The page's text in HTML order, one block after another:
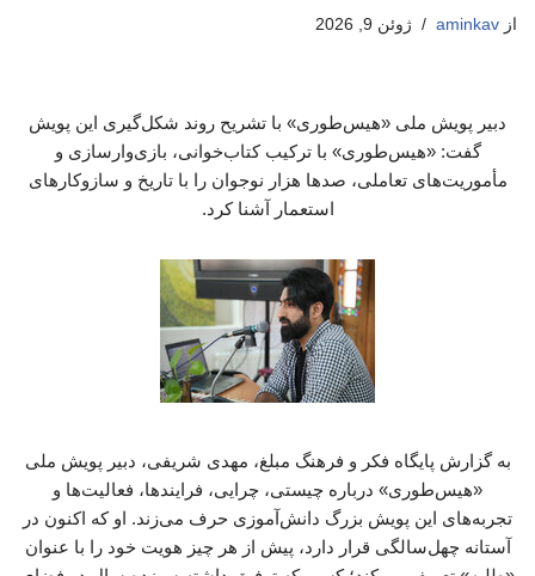
از aminkav ژوئن 9, 2026
دبیر پویش ملی «هیس‌طوری» با تشریح روند شکل‌گیری این پویش
گفت: «هیس‌طوری» با ترکیب کتاب‌خوانی، بازی‌وارسازی و
مأموریت‌های تعاملی، صدها هزار نوجوان را با تاریخ و سازوکارهای
استعمار آشنا کرد.
به گزارش پایگاه فکر و فرهنگ مبلغ، مهدی شریفی، دبیر پویش ملی «هیس‌طوری» درباره چیستی، چرایی، فرایندها، فعالیت‌ها و تجربه‌های این پویش بزرگ دانش‌آموزی حرف می‌زند. او که اکنون در آستانه چهل‌سالگی قرار دارد، پیش از هر چیز هویت خود را با عنوان «طلبه» تعریف می‌کند؛ کسی که توفیق داشته سیزده سال در فضای علوم دینی تا مقطع درس خارج تحصیل کند و در کنار آن، مقطع کارشناسی را در رشته جامعه‌شناسی و کارشناسی ارشد را در رشته مدیریت استراتژیک گذرانده است. او از سال ۱۳۷۹ در زمینه حفظ و فعالیت‌های قرآنی اشتغال داشته و از سال ۱۳۸۲ به‌طور جدی وارد فضای ادبیات و داستان‌نویسی شده است؛ علاقه‌ای که او را با عرصه هنر و رسانه درگیر کرد و به انتشار چندین عنوان کتاب نیز انجامید. بنابر روایت مهر، شریفی که سابقه پژوهشگری در پروژه‌های متعدد و همچنین مدیریت و برنامه‌ریزی در مسجد مقدس جمکران را در کارنامه دارد، حدود چهارده سال پیش همراه با جمعی از دوستانش مؤسسه فرهنگی، هنری و رسانه‌ای «خانواده عقیق» را تأسیس کرد. این مجموعه که کار خود را از پروژه‌های کوچک آغاز کرده بود، امروز به جایگاهی رسیده است که به‌عنوان ایده‌پرداز، مشاور، طراح و مجری عملیات‌های کلان و جریان‌ساز فرهنگی، هنری و رسانه‌ای در سطح کشور فعالیت می‌کند که پویش بزرگ «هیس‌طوری» یکی از ثمرات برجسته همین مسیر است. * آقای شریفی، پیش از هر چیز بفرمایید اساساً واژه «هیس‌طوری» به چه معناست و چرا املای آن به این شکل (با طای دسته‌دار) انتخاب شده است؟ درباره نگارش این واژه باید بگویم که ما روی املای آن و حتی وجود نیم‌فاصله‌اش حساسیت داریم؛ واژه «هیس‌طوری» حتماً با «ط» دسته‌دار نوشته می‌شود. این نام در واقع یک شوخی زبانی با واژه انگلیسی «History» به معنای تاریخ است، چراکه اتمسفر اصلی کار ما نیز بازخوانی تاریخ است. اما شوخی اصلی ما با پسوند «ـطوری» است که این روزها در زبان فارسی رایج شده و نسل جدید در مکالمات خود برای بیان «چگونگی» و کیفیت پدیده‌ها از آن بسیار استفاده می‌کند (مثل فلان‌طوری). ما با این نام‌گذاری خواستیم بگوییم که در پدیده‌ تاریخی و مهم استعمار نوعی هیس و سکوت برقرار است. هدف «هیس‌طوری» بررسی «چگونه بودن» و فهم سازوکارهای تاریخی استعمار است که تا همین امروز در کنار ما جریان دارند. ما در این فضا می‌خواهیم به مخاطب نشان دهیم که استعمار در تاریخ چگونه بوده و امروز ما در قبال آن باید چه کنیم. * شما سوژه‌ای جدی به نام بازخوانی تاریخ استعمار را انتخاب کرده‌اید، اما مخاطب هدف شما «نوجوانان» هستند. دلیل این انتخاب چه بود؟ هر کسی که در فضای تربیتی و فرهنگی کشور فعالیت می‌کند، می‌داند که انتخاب مخاطبِ هدف، نقطه شروع کار است و هر انتخابی مزایای خود را دارد. با توجه به موضوع استعمار، باور ما بر این است که ما زمانی می‌توانیم با پدیده «استعمارزدگی ذهنی» مقابله کنیم که بتوانیم تغییری در آن عینک و قالبی که روی ذهن افراد قرار گرفته است، ایجاد کنیم. برای شکستن این قالب‌های ذهنی، مخاطب نوجوان بالاترین سطح آمادگی را دارد. نوجوانی مقطع بسیار حساسی است و شاکله شخصیتی و هویتی افراد برای یک زندگی چهل تا شصت‌ساله در همین دوران شکل می‌گیرد. پیش از سن نوجوانی (کودکان و مقاطع ابتدایی) ذهن توانایی برقراری ارتباط عمیق با این مفاهیم انتزاعی را ندارد و پس از آن (در جوانی و میانسالی) نیز تلنگر زدن و تغییر دادن ذهنیت‌ها بسیار دشوار می‌شود. بنابراین، پرداختن به نوجوان در این موضوع، یک ضرورت قطعی و راهبردی است. * ایده شکل‌گیری «هیس‌طوری ۱» دقیقاً از کجا آغاز شد و چه مسیری را طی کرد؟ داستان «هیس‌طوری ۱» از دغدغه همیشگی ما درباره مسئله مدرنیته و استعمار آغاز شد؛ این‌که چگونه پس از رنسانس و انقلاب صنعتی، یک فرهنگ توانست خود را به تمام دنیا صادر کند و در ساحت‌های مختلف، هژمونی بسازد. این موضوع همیشه برای مجموعه ما یک مسئله جدی بود. این پیش‌زمینه، با یک اتفاق در سال ۱۴۰۰ مصادف شد. در آن سال، آقای میرکیانی مجموعه پانزده‌جلدی «سرگذشت استعمار» را در انتشارات سوره مهر (بخش نوجوان، مهرک) منتشر کردند. در ابتدا استقبال چندانی از این کتاب‌ها نشد. اما طبق رسمی که وجود داشت، آقای دادمان در حوزه هنری این کتاب‌ها را پیش از تعطیلات نوروز به محضر رهبر معظم انقلاب ارائه کردند. حضرت آقا این کتاب‌ها را خواندند و در دست‌خطی خطاب به آقای دادمان مرقوم فرمودند که با وجود این‌که نویسنده را خیلی نمی‌شناسند، اما مضمون و محتوای این کتاب‌ها بسیار عالی است و حتماً روی آن کار شود. پیرو این ابلاغ، حوزه هنری تصمیم گرفت عملیاتی فرهنگی روی این کتاب‌ها تعریف کند و چون ما ارتباط کاری با بخش کودک و نوجوان حوزه هنری داشتیم، از ما به‌عنوان ایده‌پرداز و مجری دعوت به هم‌فکری کردند. ایده اولیه دوستان، یک پویش کتاب‌خوانی ساده بود (مثلاً پیامک کردن عدد یک به فلان سامانه و پخش تیزر در شبکه‌های تلویزیونی). اما تحلیل ما این بود که مسئله اصلی، صرفاً «خرید» یا «دیده‌شدن» کتاب نیست؛ مهم این است که این پانزده جلد کتاب تاریخی خوانده شود. * و برای این‌که این کتاب‌ها واقعاً توسط نوجوان خوانده شود، چه راهکاری طراحی کردید؟ ما مطالعات بازار نوجوان را بررسی کردیم. نوجوان ذاتاً ماجراجوست، کنشگری را دوست دارد و حتی به هیجان، رازآلودگی و موقعیت‌های پرتنش و خشن (به معنای درگیری در یک مأموریت، نه لزوماً خون‌ریزی) علاقه نشان می‌دهد. بر همین اساس، تصمیم گرفتیم کتاب را به محور یک فرایند رقابتی و ماجراجویانه تبدیل کنیم. پلتفرم «هیس‌طوری ۱» بر پایه بازی‌وارسازی (Gamification) طراحی شد تا کتاب خوانده شود و حول آن کنشگری شکل بگیرد. ما جزو معدود پلتفرم‌های فرهنگی بودیم که جدول رقابت آنلاین و لحظه‌ای (لیدربورد) را فعال کردیم؛ برخلاف الگوهای رایج آموزش‌وپرورش که آثار جمع‌آوری شده و ماه‌ها بعد داوری می‌شود. در هیس‌طوری، نوجوان با هر کنشی همان لحظه در جدول، امتیاز می‌گرفت و جایگاهش تغییر می‌کرد. ما یک مسیر تجربه کاربر (Journey) طراحی کردیم: نوجوان ابتدا نسخه الکترونیک کتاب را می‌خرید، آزمون می‌داد، نظرش را می‌نوشت و سکه دریافت می‌کرد. سپس در گام‌های بعدی به‌عنوان کنشگر وارد می‌شد؛ پادکست می‌ساخت، عکس‌نوشته یا طراحی گرافیکی تولید می‌کرد و آن را در شبکه اجتماعی اختصاصی همان پلتفرم با دیگر نوجوانان به اشتراک می‌گذاشت و لایک می‌گرفت. * آغاز این پویش همزمان شد با اتفاقات پاییز سال ۱۴۰۱ و بلوای زن، زندگی، آزادی. این تقارن زمانی چه تأثیری بر کار شما داشت و چگونه آن را مدیریت کردید؟ دقیقاً. ما در تابستان ۱۴۰۱ کارها را پیش برده بودیم و پوسترها آماده بود تا در چهل تا پنجاه هزار مدرسه توزیع شود. شرکای راهبردی ما در این کار، آموزش‌وپرورش (معاونت پرورشی وقت) و حوزه هنری کودک و نوجوان بودند که پشتیبانی مالی، جوایز و لجستیک را بر عهده داشتند. اما پیش از آغاز توزیع، غائله و حوادث موسوم به «زن، زندگی، آزادی» آغاز شد. فضای مدارس بسیار ملتهب و درگیر بود. برخی از دوستان ما مردد شدند و گفتند در این فضا اجرای کار ضدتبلیغ است و بهتر است منصرف شویم. ما حدود یک ماه صبر کردیم، تا این‌که فرصت راهبردی مسابقات جام جهانی فوتبال ۲۰۲۲ قطر فرا رسید. ما از این رویداد ورزشی یک دروازه ورود ساختیم؛ از تقابل تیم‌های کشورهای استعمارگر با کشورهای استعمارشده، مسئله نژادپرستی استفاده کردیم. خدا کمک کرد و افتتاحیه ما در آذر ۱۴۰۱ همزمان با جام جهانی رقم خورد. این ایده توانست ما را از آن فضای غبارآلود و ملتهب عبور دهد و مفاهیم ضداستکباری را در قالبی جهان‌شمول به نوجوانان منتقل کند. * آمار و خروجی‌های این پویش در دوره اول به چه شکل بود؟ نتایج بسیار فراتر از انتظار بود. ما حدود هشتصد هزار ثبت‌نام و یک میلیون و سیصد هزار دنبال‌کننده در شبکه‌های اجتماعی داشتیم. با الک کردن این قیف اثرگذاری، در نهایت صد و ده هزار نفر به عضویت فعال باشگاه نوجوان «هیس‌طوری» درآمدند. این تعداد باز هم غربال شد؛ رسیدیم به بیست و چهار هزار نفری که بالای ده جلد کتاب خریده بودند، سپس سه تا چهار هزار نفری که هر پانزده جلد را تهیه کرده بودند، و در نهایت جمعیت دو هزار نفری برتر. از این میان، حدود سیصد نفر از کسانی که بالاترین امتیازات را داشتند، در شهریور ۱۴۰۲ به مراسم اختتامیه دعوت شدند. یکی از عجیب‌ترین و مهم‌ترین دستاوردهای ما شناخت تازه‌ای از مخاطبانمان بود. تصور اولیه ما این بود که شرکت‌کنندگان عموماً از بچه‌های مذهبی، اعضای اتحادیه انجمن‌های اسلامی یا دانش‌آموزان پایگاه‌های بسیج هستند. اما پیمایش‌ها و مشاهدات میدانی در اختتامیه در اردوگاه باهنر نشان داد که بیش از شصت درصد مخاطبان ما از قشر خاکستری و لبه‌دار فرهنگی بودند. برای مثال، از میان هفده نفری که هر پانزده جلد کتاب را به‌طور کامل و دقیق (در حد حفظ صفحه چپ و راست) خوانده بودند و ما از آن‌ها راستی‌آزمایی مجدد گرفتیم، هفت نفر دختران سیزده تا هفده‌ساله بودند. در میان این هفت نفر، تنها یک نفر محجبه و چادری بود و شش نفر دیگر دقیقاً از همان طیفی بودند که در آن دوره ملتهب، در مدارس مقنعه‌هایشان را برمی‌داشتند. تحلیل ما از این پدیده این است که زبان استعمارستیزی، یک زبان بین‌المللی است. مقابله با استکبار فقط مختص جمهوری اسلامی نیست، بلکه با حس آزادی‌خواهی و مبارزه با زورگویی گره خورده است و هر نوجوانی که حریت برایش دغدغه باشد، با این محتوا ارتباط برقرار می‌کند. * پس از اتمام «هیس‌طوری ۱»، برای ورود به دوره دوم چه چالش‌هایی را بررسی کردید و چه تغییراتی (به‌روزرسانی‌هایی) در دستور کار قرار گرفت؟ ما نگاهی زیست‌بومی به کار داشتیم و می‌خواستیم یک جامعه ضداستعماری بسازیم، به همین دلیل باید از کم‌تجربگی‌ها و نواقص دور اول درس می‌گرفتیم. یکی از چالش‌های جدی ما، تعامل رسمی با آموزش‌وپرورش بود. ورود یک ایده از بخش خصوصی به بخشنامه‌های رسمی آموزش‌وپرورش کار بسیار سختی است و من از مسئولان وقت تشکر می‌کنم که اعتماد کردند. رهبر شهید انقلاب نیز تأکید داشته‌اند که مجموعه‌های مردمی باید به کمک آموزش‌وپرورش بروند و این تعامل باید حفظ شود. اما برای «هیس‌طوری ۲» ما چهار به‌روزرسانی جدی در طراحی و محتوا انجام دادیم. اولین به‌روزرسانی، «توسعه و تمرکز محتوایی» بود. در دوره اول، تمرکز ما فقط روی کتاب‌های آقای میرکیایی و استعمار کهنه (تا حوالی جنگ جهانی اول و دوم) بود. اما در دوره دوم، با ایجاد یک اتاق محتوا و پژوهش، مفهوم استعمار را به استعمار نو (مداخله در حاکمیت‌ها) و استعمار فرانو (استعمار ساختاری و ذهنی، مانند عملکرد بانک جهانی یا سلطه بر فروش نفت کشورها) بسط دادیم. موضوعات را به ابعاد مختلفی چون شیوه‌های استعمار، انگیزه‌های استعمارگران، جغرافیا و اشخاص اثرگذار و استعمار و پدیده‌هایی مثل فوتبال گسترش دادیم. به‌عنوان نمونه، کتابچه‌ای با عنوان «پشت نقاب‌ها» تدوین کردیم که دوازده انگیزه استعمارگران را بازگو می‌کند و تا الان بیش از سی تا چهل هزار بار توسط دانش‌آموزان و مربیان خوانده شده است. * آیا پژوهش‌های مستقلی هم روی میزان اثرگذاری محتوای قبلی انجام دادید؟ ما دو پژوهش جدی انجام دادیم. نخست، تحلیل گفتمان کتاب‌های تاریخ مقطع متوسطه آموزش‌وپرورش بود تا بفهمیم دانش‌آموز پیش از ورود به «هیس‌طوری» چه پیش‌زمینه و احیاناً چه برداشت‌های ناصوابی از استعمار دارد. دوم، پژوهشی روی بیست و چهار هزار نفر از دانش‌آموزان دوره اول بر اساس استانداردهای جهانی «سواد خواندن» انجام شد که نتایج آن در قالب کتابی توسط دکتر مجیدی در حال انتشار است. یک نمونه از داده‌های این اثرسنجی بسیار خیره‌کننده بود: پیش از خواندن کتاب‌ها، حدود چهل درصد از این نوجوانان در طیف علاقه‌مند یا مردد نسبت به مهاجرت به اروپا و آمریکا قرار داشتند. اما پس از مطالعه محتوا، هشتاد درصد از همان گروه چهل درصدی، به‌طور کامل از ایده مهاجرت به کشورهای غربی منصرف شده بودند. این تغییر نگرش برای م